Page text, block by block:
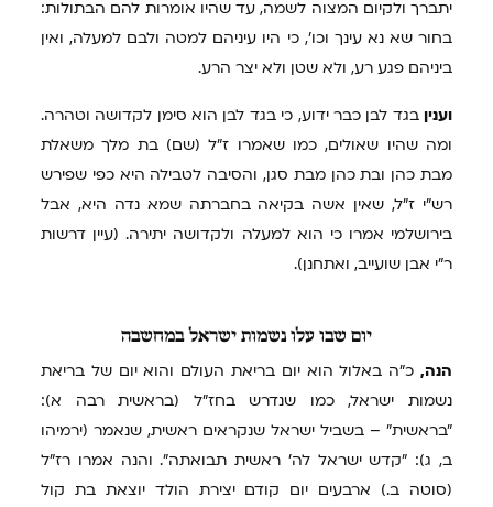
יתברך ולקיום המצוה לשמה, עד שהיו אומרות להם הבתולות:
בחור שא נא עינך וכו', כי היו עיניהם למטה ולבם למעלה, ואין
ביניהם פגע רע, ולא שטן ולא יצר הרע.
וענין בגד לבן כבר ידוע, כי בגד לבן הוא סימן לקדושה וטהרה.
ומה שהיו שאולים, כמו שאמרו ז"ל (שם) בת מלך משאלת
מבת כהן ובת כהן מבת סגן, והסיבה לטבילה היא כפי שפירש
רש"י ז"ל, שאין אשה בקיאה בחברתה שמא נדה היא, אבל
בירושלמי אמרו כי הוא למעלה ולקדושה יתירה. (עיין דרשות
ר"י אבן שועייב, ואתחנן).
יום שבו עלו נשמות ישראל במחשבה
הנה, כ"ה באלול הוא יום בריאת העולם והוא יום של בריאת
נשמות ישראל, כמו שנדרש בחז"ל (בראשית רבה א):
"בראשית" – בשביל ישראל שנקראים ראשית, שנאמר (ירמיהו
ב, ג): "קדש ישראל לה' ראשית תבואתה". והנה אמרו רז"ל
(סוטה ב.) ארבעים יום קודם יצירת הולד יוצאת בת קול